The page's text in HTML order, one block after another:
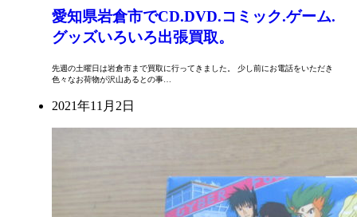
愛知県岩倉市でCD.DVD.コミック.ゲーム.
グッズいろいろ出張買取。
先週の土曜日は岩倉市まで買取に行ってきました。 少し前にお電話をいただき
色々なお荷物が沢山あるとの事…
2021年11月2日